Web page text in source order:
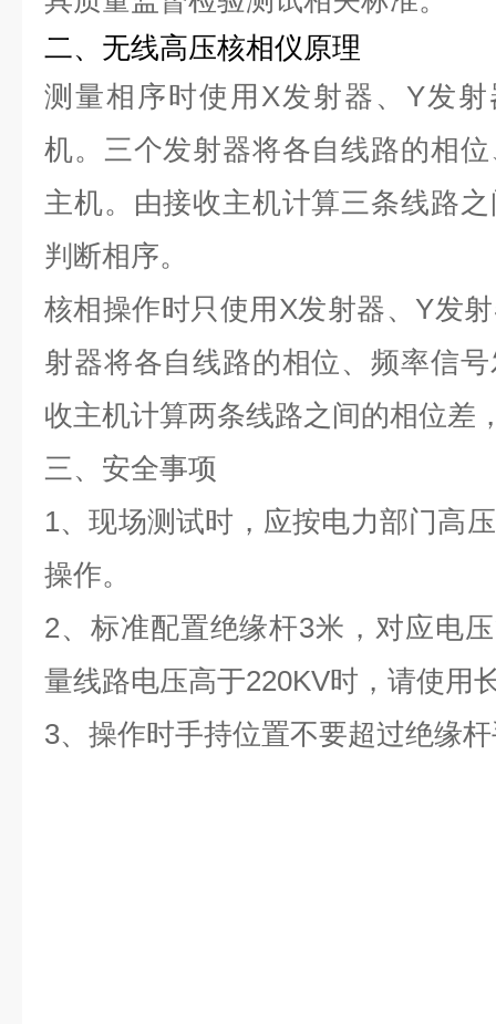
二、 无线高压核相仪原理
测量相序时使用X发射器、Y发
机。三个发射器将各自线路的相
主机。由接收主机计算三条线路
判断相序。
核相操作时只使用X发射器、Y发
射器将各自线路的相位、频率信
收主机计算两条线路之间的相位差
三、安全事项
1、现场测试时，应按电力部门高
操作。
2、标准配置绝缘杆3米，对应电
量线路电压高于220KV时，请使用
3、操作时手持位置不要超过绝缘